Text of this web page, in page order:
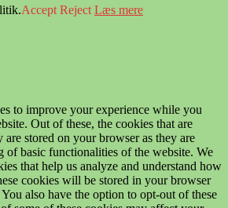
Accept Reject Læs mere
to improve your experience while you
Out of these, the cookies that are
are stored on your browser as they are
of basic functionalities of the website. We
that help us analyze and understand how
cookies will be stored in your browser
also have the option to opt-out of these